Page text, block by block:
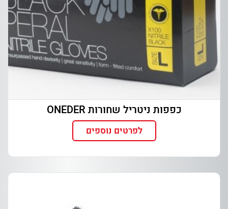
כפפות ניטריל שחורות ONEDER
לפרטים נוספים